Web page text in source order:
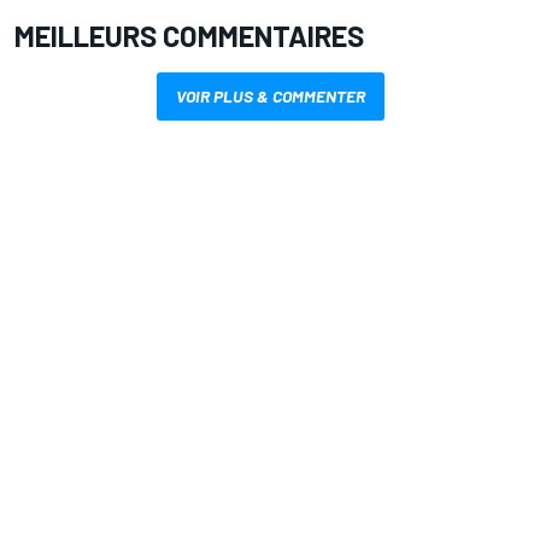
MEILLEURS COMMENTAIRES
VOIR PLUS & COMMENTER